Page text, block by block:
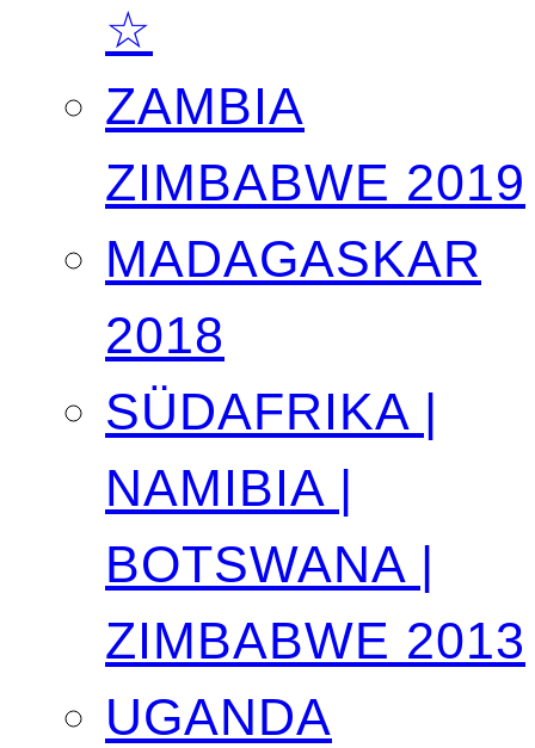
☆
ZAMBIA
ZIMBABWE 2019
MADAGASKAR
2018
SÜDAFRIKA |
NAMIBIA |
BOTSWANA |
ZIMBABWE 2013
UGANDA